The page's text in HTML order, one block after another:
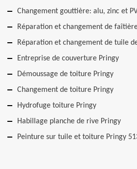
Changement gouttière: alu, zinc et
Réparation et changement de
Réparation et changement de tuile
Entreprise de couverture Pringy
Démoussage de toiture Pringy
Changement de toiture Pringy
Hydrofuge toiture Pringy
Habillage planche de rive Pringy
Peinture sur tuile et toiture Pringy